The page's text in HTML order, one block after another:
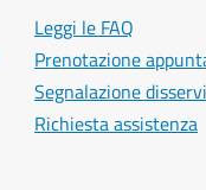
Leggi le FAQ
Prenotazione
Segnalazione
Richiesta assistenza